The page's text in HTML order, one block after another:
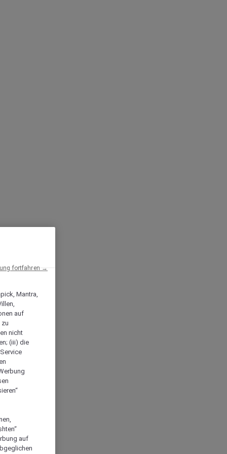
Mantra,
auf
zu
nicht
(iii) die
auf
fortfahren →